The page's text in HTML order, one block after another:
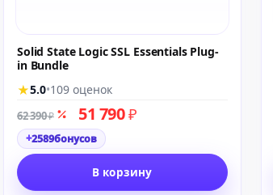
Solid State Logic SSL Essentials Plug-
in Bundle
★5.0•109 оценок
62 390₽ 51 790₽
+2589бонусов
В корзину